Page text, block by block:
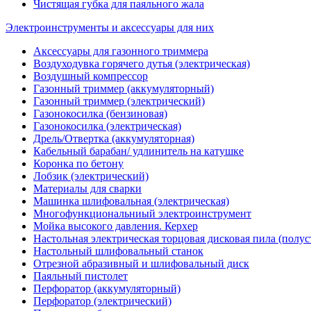
Чистящая губка для паяльного жала
Электроинструменты и аксессуары для них
Аксессуары для газонного триммера
Воздуходувка горячего дутья (электрическая)
Воздушный компрессор
Газонный триммер (аккумуляторный)
Газонный триммер (электрический)
Газонокосилка (бензиновая)
Газонокосилка (электрическая)
Дрель/Отвертка (аккумуляторная)
Кабельный барабан/ удлинитель на катушке
Коронка по бетону
Лобзик (электрический)
Материалы для сварки
Машинка шлифовальная (электрическая)
Многофункциональниый электроинструмент
Мойка высокого давления. Керхер
Настольная электрическая торцовая дисковая пила
Настольный шлифовальный станок
Отрезной абразивный и шлифовальный диск
Паяльный пистолет
Перфоратор (аккумуляторный)
Перфоратор (электрический)